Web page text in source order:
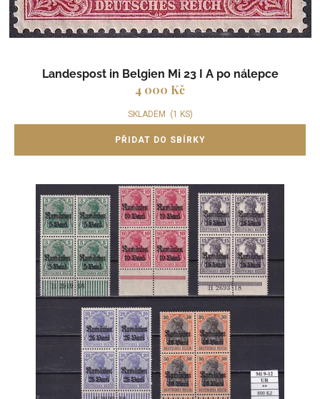
ů
Landespost in Belgien Mi 23 I A po nálepce
4 000 Kč
SKLADEM (1 KS)